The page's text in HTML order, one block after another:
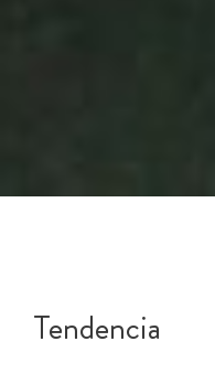
Tendencia